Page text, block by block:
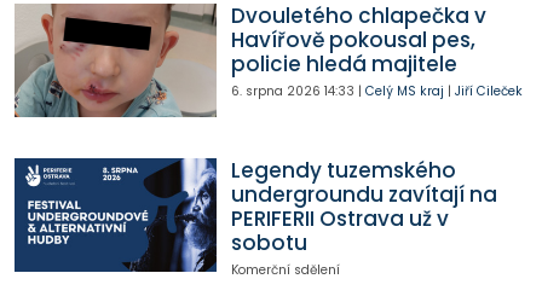
Dvouletého chlapečka v
Havířově pokousal pes,
policie hledá majitele
6. srpna 2026 14:33 | Celý MS kraj | Jiří Cileček
Legendy tuzemského
undergroundu zavítají na
PERIFERII Ostrava už v
sobotu
Komerční sdělení